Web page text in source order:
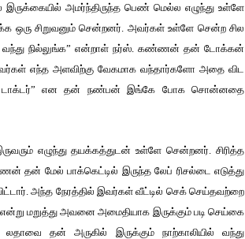
அமர்ந்திருந்த பெண் மெல்ல எழுந்து உள்ளே
சிறுவனும் சென்றனர். அவர்கள் உள்ளே சென்ற சில
வந்து நில்லுங்க” என்றாள் நர்ஸ். கண்ணன் தன் டோக்கன்
எந்த அளவிற்கு வேகமாக வந்தார்களோ அதை விட
டாக்டர்” என தன் நண்பன் இங்கே போக சொன்னதை
எழுந்து தயக்கத்துடன் உள்ளே சென்றனர். சிரித்த
மேல் பாக்கெட்டில் இருந்த லேப் ரிசல்டை எடுத்து
அந்த நேரத்தில் இவர்கள் வீட்டில் செக் செய்தவற்றை
மறுத்து அவனை அமைதியாக இருக்கும் படி செய்கை
தன் அருகில் இருக்கும் நாற்காலியில் வந்து